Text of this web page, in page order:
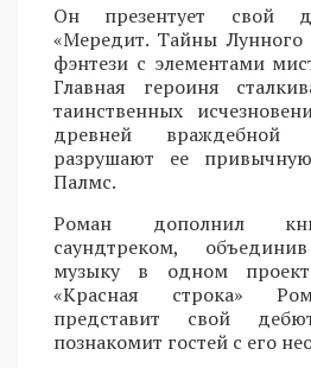
Он презентует свой
«Мередит. Тайны Лунного
фэнтези с элементами
Главная героиня
таинственных
древней враждебной
разрушают ее
Палмс.
Роман дополнил
саундтреком,
музыку в одном
«Красная строка»
представит свой
познакомит гостей с его